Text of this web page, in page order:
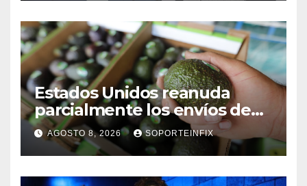
Estados Unidos reanuda
parcialmente los envíos de
aguacate desde México
AGOSTO 8, 2026 SOPORTEINFIX